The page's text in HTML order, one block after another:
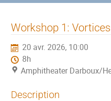
Workshop 1:
20 avr. 2026, 10:00
8h
Amphitheater Darboux/
Description